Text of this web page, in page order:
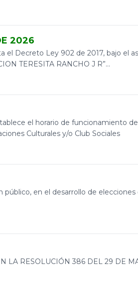
2026
el Decreto Ley 902 de 2017, bajo el
TERESITA RANCHO J R”...
el horario de funcionamiento
Culturales y/o Club Sociales
en el desarrollo de
LA RESOLUCIÓN 386 DEL 29 DE